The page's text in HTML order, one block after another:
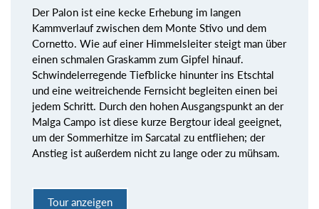
Der Palon ist eine kecke Erhebung im langen
Kammverlauf zwischen dem Monte Stivo und dem
Cornetto. Wie auf einer Himmelsleiter steigt man über
einen schmalen Graskamm zum Gipfel hinauf.
Schwindelerregende Tiefblicke hinunter ins Etschtal
und eine weitreichende Fernsicht begleiten einen bei
jedem Schritt. Durch den hohen Ausgangspunkt an der
Malga Campo ist diese kurze Bergtour ideal geeignet,
um der Sommerhitze im Sarcatal zu entfliehen; der
Anstieg ist außerdem nicht zu lange oder zu mühsam.
Tour anzeigen